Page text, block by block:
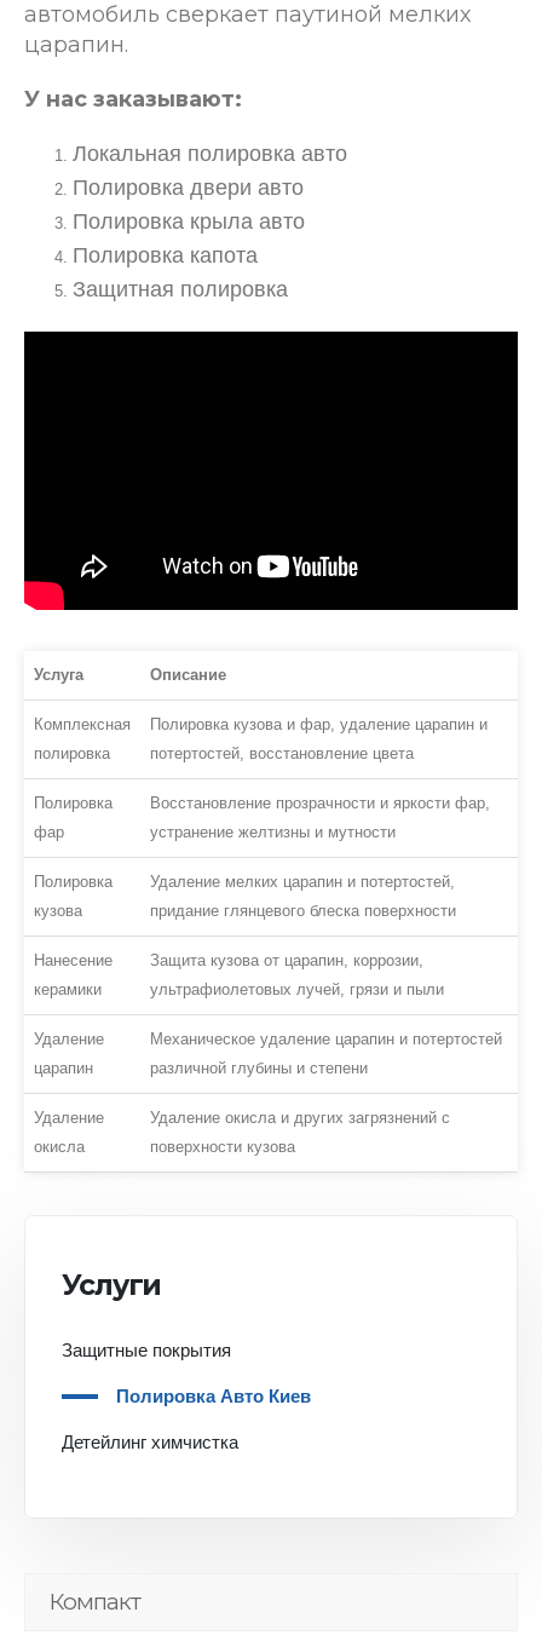
автомобиль сверкает паутиной мелких
царапин.
У нас заказывают:
Локальная полировка авто
Полировка двери авто
Полировка крыла авто
Полировка капота
Защитная полировка
Услуга Описание
Комплексная
полировка
Полировка кузова и фар, удаление царапин и
потертостей, восстановление цвета
Полировка
фар
Восстановление прозрачности и яркости фар,
устранение желтизны и мутности
Полировка
кузова
Удаление мелких царапин и потертостей,
придание глянцевого блеска поверхности
Нанесение
керамики
Защита кузова от царапин, коррозии,
ультрафиолетовых лучей, грязи и пыли
Удаление
царапин
Механическое удаление царапин и потертостей
различной глубины и степени
Удаление
окисла
Удаление окисла и других загрязнений с
поверхности кузова
Услуги
Защитные покрытия
Полировка Авто Киев
Детейлинг химчистка
Компакт